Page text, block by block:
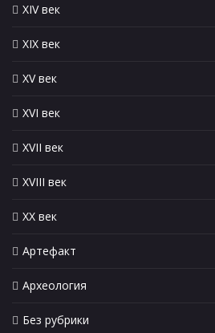
XIV век
XIX век
XV век
XVI век
XVII век
XVIII век
XX век
Артефакт
Археология
Без рубрики